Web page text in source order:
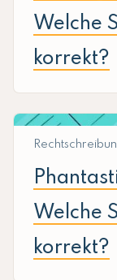
Welche
korrekt?
Welche
korrekt?